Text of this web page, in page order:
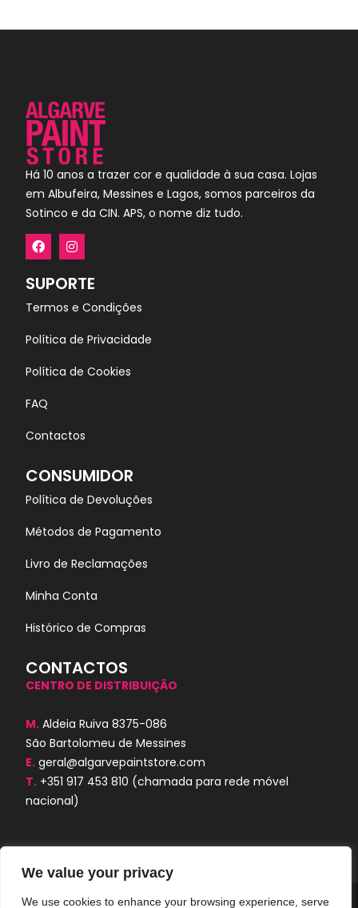
We value your privacy
We use cookies to enhance your browsing experience, serve
Há 10 anos a trazer cor e qualidade à sua casa. Lojas
em Albufeira, Messines e Lagos, somos parceiros da
Sotinco e da CIN. APS, o nome diz tudo.
SUPORTE
Termos e Condições
Política de Privacidade
Política de Cookies
FAQ
Contactos
CONSUMIDOR
Política de Devoluções
Métodos de Pagamento
Livro de Reclamações
Minha Conta
Histórico de Compras
CONTACTOS
CENTRO DE DISTRIBUIÇÃO
M. Aldeia Ruiva 8375-086
São Bartolomeu de Messines
E. geral@algarvepaintstore.com
T. +351 917 453 810 (chamada para rede móvel
nacional)